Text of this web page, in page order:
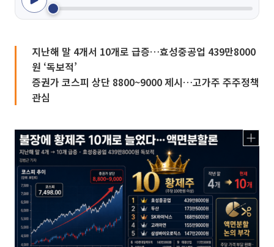
지난해 말 4개서 10개로 급증…효성중공업 439만8000
원 ‘독보적’
증권가 코스피 상단 8800~9000 제시…고가주 주주정책
관심